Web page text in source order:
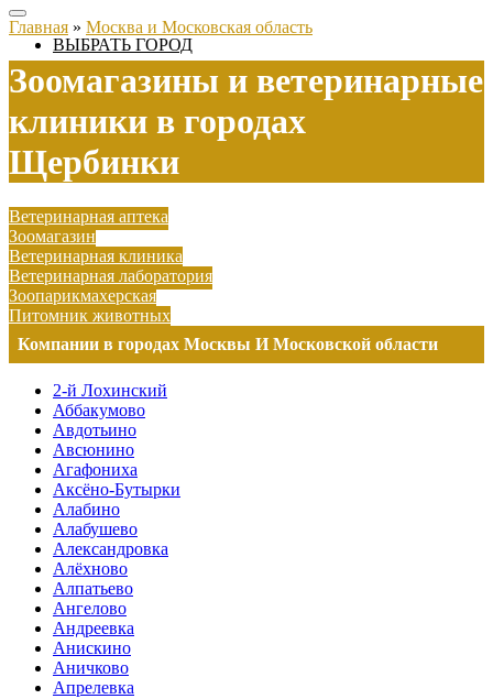
ВЫБРАТЬ ГОРОД
Главная » Москва и Московская область
Зоомагазины и ветеринарные
клиники в городах
Щербинки
Ветеринарная аптека
Зоомагазин
Ветеринарная клиника
Ветеринарная лаборатория
Зоопарикмахерская
Питомник животных
Компании в городах Москвы И Московской области
2-й Лохинский
Аббакумово
Авдотьино
Авсюнино
Агафониха
Аксёно-Бутырки
Алабино
Алабушево
Александровка
Алёхново
Алпатьево
Ангелово
Андреевка
Анискино
Аничково
Апрелевка